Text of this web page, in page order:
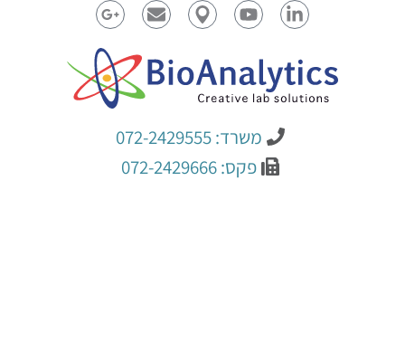
משרד: 072-2429555
פקס: 072-2429666